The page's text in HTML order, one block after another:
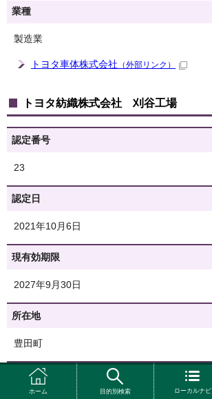
業種
製造業
トヨタ車体株式会社 （外部リンク）
トヨタ紡織株式会社 刈谷工場
認定番号
23
認定日
2021年10月6日
現有効期限
2027年9月30日
所在地
豊田町
業種
ホーム 目的別検索 ローカルナビ